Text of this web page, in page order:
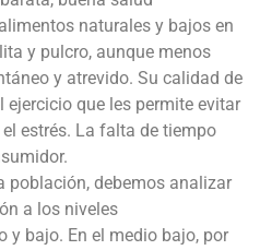
naturales y bajos en
y pulcro, aunque menos
y atrevido. Su calidad de
ejercicio que les permite evitar
estrés. La falta de tiempo
población, debemos analizar
a los niveles
y bajo. En el medio bajo, por